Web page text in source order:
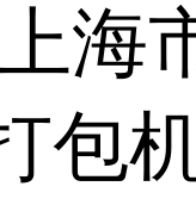
包